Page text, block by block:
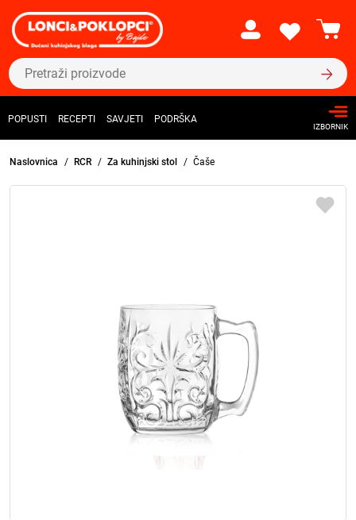
POPUSTI RECEPTI SAVJETI PODRŠKA
IZBORNIK
Naslovnica RCR Za kuhinjski stol Čaše